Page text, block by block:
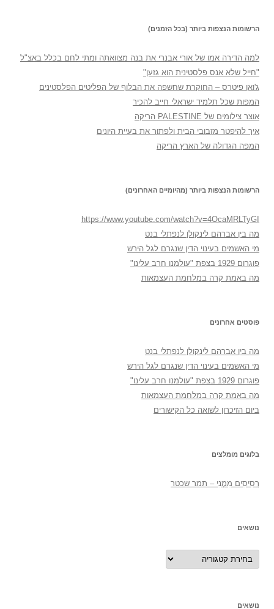
הרשומות הנצפות ביותר (בכל הזמנים)
למה הדירה אמו של אורי אבנרי את בנה מצוואתה ומתי לחם בכלל באצ"ל
"חייל שלא אנס פלסטינית הוא גזען"
ג'ואן פיטרס – החוקרת שחשפה את הבלוף של הפליטים הפלסטינים
המפות שכל תלמיד ישראלי חייב להכיר
אוצר צילומים של PALESTINE הריקה
איך להיפטר מזבובי הבית ולפתור את בעיית היונים
המפה הגדולה של הארץ הריקה
הרשומות הנצפות ביותר (מהיומיים האחרונים)
https://www.youtube.com/watch?v=4OcaMRLTyGI
מה בין אברהם לינקולן לנפתלי בנט
מי האשמים בעינוי הדין שנגרם לגל הירש
פוגרום 1929 בצפת "עולמנו חרב עלינו"
מה באמת קרה במלחמת העצמאות
פוסטים אחרונים
מה בין אברהם לינקולן לנפתלי בנט
מי האשמים בעינוי הדין שנגרם לגל הירש
פוגרום 1929 בצפת "עולמנו חרב עלינו"
מה באמת קרה במלחמת העצמאות
ביום הזיכרון לשואה כל הקישורים
בלוגים מומלצים
רְסִיסִים מִמֶנִי – תמר שכטר
נושאים
נושאים
נושאים